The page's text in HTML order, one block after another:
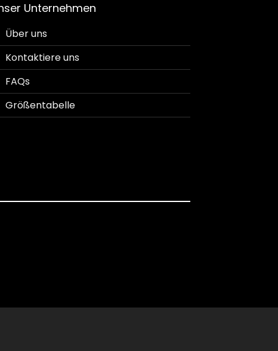
Unternehmen
Über uns
Kontaktiere uns
FAQs
Größentabelle